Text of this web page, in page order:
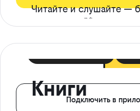
Читайте и слушайте —
ограничений*
КнигиПодключить в